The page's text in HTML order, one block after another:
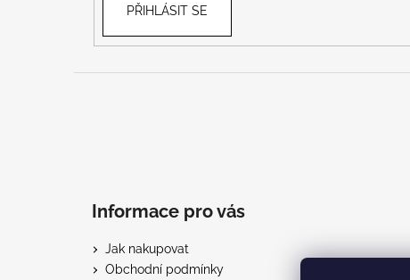
PŘIHLÁSIT SE
Informace pro vás
Jak nakupovat
Obchodní podmínky